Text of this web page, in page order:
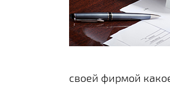
своей фирмой